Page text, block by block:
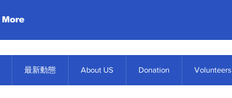
More
最新動態 About US Donation Volunteers